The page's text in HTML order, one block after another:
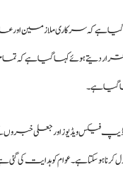
گیا ہے کہ سرکاری ملازمین
قرار دیتے ہوئے کہا گیا ہے کہ
گیا ہے۔
فیکس ویڈیوز اور جعلی خبروں
کرنا ہو سکتا ہے۔ عوام کو ہدایت